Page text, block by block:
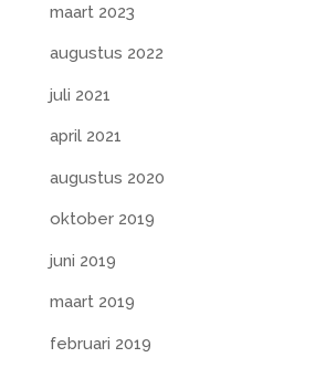
maart 2023
augustus 2022
juli 2021
april 2021
augustus 2020
oktober 2019
juni 2019
maart 2019
februari 2019